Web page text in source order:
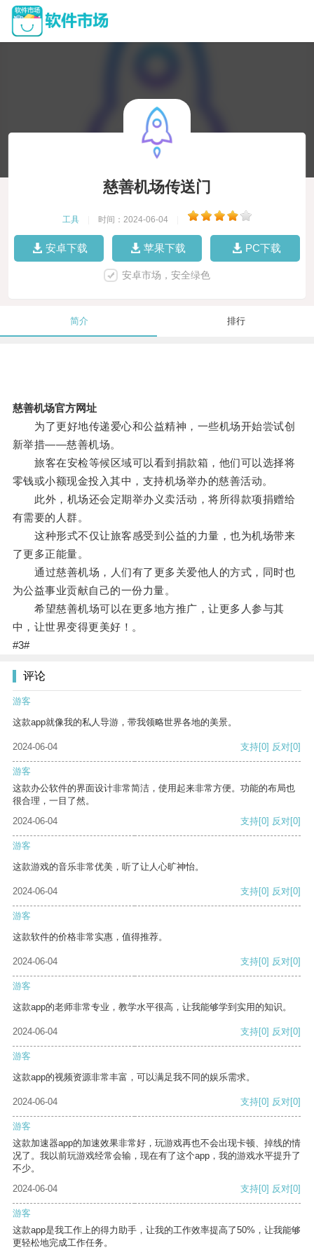
慈善机场传送门
工具 时间：2024-06-04
安卓下载 苹果下载 PC下载
安卓市场，安全绿色
简介 排行
慈善机场官方网址
为了更好地传递爱心和公益精神，一些机场开始尝试创
新举措——慈善机场。
旅客在安检等候区域可以看到捐款箱，他们可以选择将
零钱或小额现金投入其中，支持机场举办的慈善活动。
此外，机场还会定期举办义卖活动，将所得款项捐赠给
有需要的人群。
这种形式不仅让旅客感受到公益的力量，也为机场带来
了更多正能量。
通过慈善机场，人们有了更多关爱他人的方式，同时也
为公益事业贡献自己的一份力量。
希望慈善机场可以在更多地方推广，让更多人参与其
中，让世界变得更美好！。
#3#
评论
游客
这款app就像我的私人导游，带我领略世界各地的美景。
2024-06-04 支持[0] 反对[0]
游客
这款办公软件的界面设计非常简洁，使用起来非常方便。功能的布局也
很合理，一目了然。
2024-06-04
支持[0] 反对[0]
游客
这款游戏的音乐非常优美，听了让人心旷神怡。
2024-06-04 支持[0] 反对[0]
游客
这款软件的价格非常实惠，值得推荐。
2024-06-04 支持[0] 反对[0]
游客
这款app的老师非常专业，教学水平很高，让我能够学到实用的知识。
2024-06-04 支持[0] 反对[0]
游客
这款app的视频资源非常丰富，可以满足我不同的娱乐需求。
2024-06-04 支持[0] 反对[0]
游客
这款加速器app的加速效果非常好，玩游戏再也不会出现卡顿、掉线的情
况了。我以前玩游戏经常会输，现在有了这个app，我的游戏水平提升了
不少。
2024-06-04
支持[0] 反对[0]
游客
这款app是我工作上的得力助手，让我的工作效率提高了50%，让我能够
更轻松地完成工作任务。